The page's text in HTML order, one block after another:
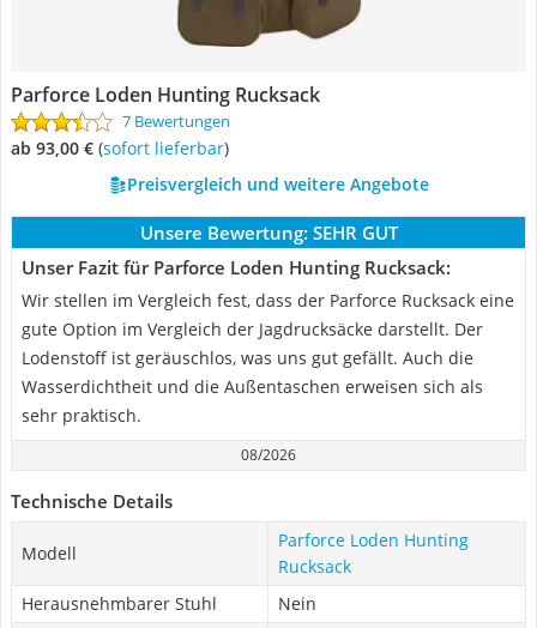
Parforce Loden Hunting Rucksack
7 Bewertungen
ab 93,00 € ( Sofort lieferbar)
Preisvergleich und weitere Angebote
Unsere Bewertung: SEHR GUT
Unser Fazit für Parforce Loden Hunting Rucksack:
Wir stellen im Vergleich fest, dass der Parforce Rucksack eine
gute Option im Vergleich der Jagdrucksäcke darstellt. Der
Lodenstoff ist geräuschlos, was uns gut gefällt. Auch die
Wasserdichtheit und die Außentaschen erweisen sich als
sehr praktisch.
08/2026
Technische Details
Modell
Parforce Loden Hunting
Rucksack
Herausnehmbarer Stuhl
Nein